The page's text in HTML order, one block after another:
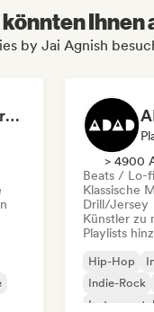
Ihnen
by Jai Agnish
Dreamers Island Entertainment
> 4900
Beats / Lo-
Klassische
Drill/Jersey
Künstler zu
Playlists
Hip-Hop
Indie-Rock